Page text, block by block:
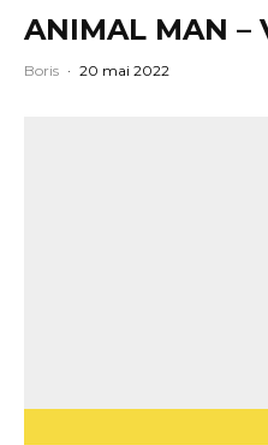
ANIMAL MAN –
Boris · 20 mai 2022